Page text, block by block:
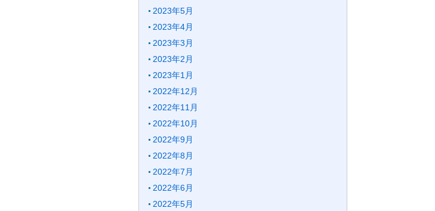
2023年5月
2023年4月
2023年3月
2023年2月
2023年1月
2022年12月
2022年11月
2022年10月
2022年9月
2022年8月
2022年7月
2022年6月
2022年5月